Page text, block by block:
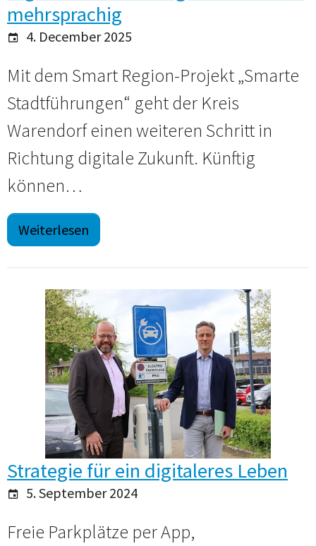
mehrsprachig
4. December 2025
Mit dem Smart Region-Projekt „Smarte
Stadtführungen“ geht der Kreis
Warendorf einen weiteren Schritt in
Richtung digitale Zukunft. Künftig
können…
Weiterlesen
Strategie für ein digitaleres Leben
5. September 2024
Freie Parkplätze per App,